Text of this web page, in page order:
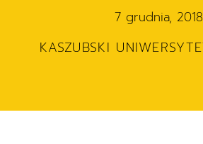
7 grudnia, 2018
KASZUBSKI